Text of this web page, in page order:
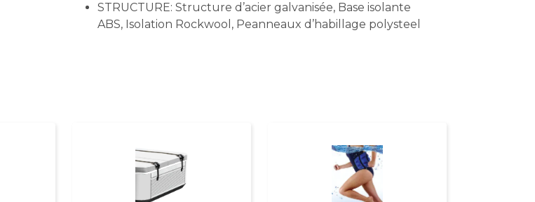
STRUCTURE: Structure d’acier galvanisée, Base isolante
ABS, Isolation Rockwool, Peanneaux d’habillage polysteel